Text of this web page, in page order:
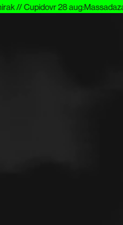
// Cupidovr 28 aug:Massadaza